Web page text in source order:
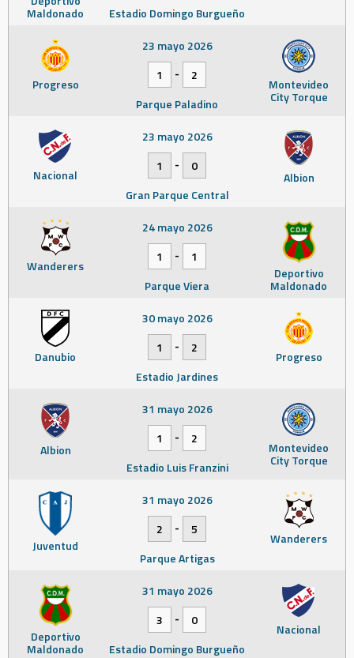
Maldonado
Estadio Domingo Burgueño
Progreso Montevideo
City Torque
23 mayo 2026
1
-
2
Parque Paladino
Nacional Albion
23 mayo 2026
1
-
0
Gran Parque Central
Wanderers Deportivo
Maldonado
24 mayo 2026
1
-
1
Parque Viera
Danubio Progreso
30 mayo 2026
1
-
2
Estadio Jardines
Albion Montevideo
City Torque
31 mayo 2026
1
-
2
Estadio Luis Franzini
Juventud Wanderers
31 mayo 2026
2
-
5
Parque Artigas
Deportivo
Maldonado
Nacional
31 mayo 2026
3
-
0
Estadio Domingo Burgueño